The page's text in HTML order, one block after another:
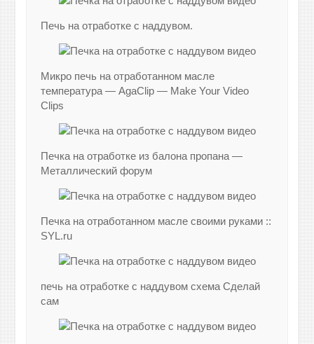
Печь на отработке с наддувом.
Микро печь на отработанном масле
температура — AgaClip — Make Your Video
Clips
Печка на отработке из балона пропана —
Металлический форум
Печка на отработанном масле своими руками ::
SYL.ru
печь на отработке с наддувом схема Сделай
сам